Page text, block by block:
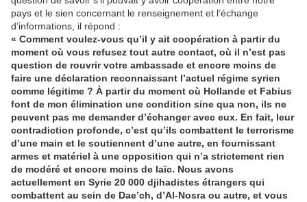
pays et le sien concernant le renseignement et l’échange
d’informations, il répond :
« Comment voulez-vous qu’il y ait coopération à partir du
moment où vous refusez tout autre contact, où il n’est pas
question de rouvrir votre ambassade et encore moins de
faire une déclaration reconnaissant l’actuel régime syrien
comme légitime ? À partir du moment où Hollande et Fabius
font de mon élimination une condition sine qua non, ils ne
peuvent pas me demander d’échanger avec eux. En fait, leur
contradiction profonde, c’est qu’ils combattent le terrorisme
d’une main et le soutiennent d’une autre, en fournissant
armes et matériel à une opposition qui n’a strictement rien
de modéré et encore moins de laïc. Nous avons
actuellement en Syrie 20 000 djihadistes étrangers qui
combattent au sein de Dae’ch, d’Al-Nosra ou autre, et vous